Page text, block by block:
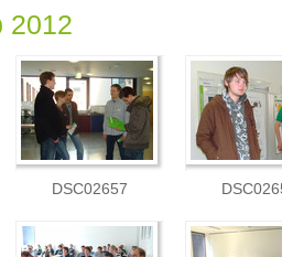
2012
DSC02657